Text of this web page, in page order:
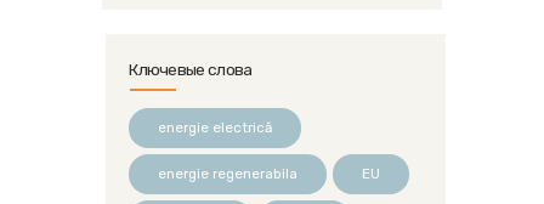
Ключевые слова
energie electrică
energie regenerabila EU